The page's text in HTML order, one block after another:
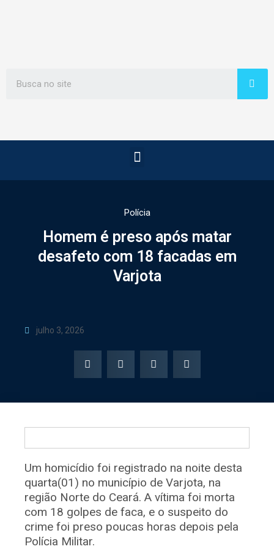
Polícia
Homem é preso após matar
desafeto com 18 facadas em
Varjota
julho 3, 2026
Um homicídio foi registrado na noite desta
quarta(01) no município de Varjota, na
região Norte do Ceará. A vítima foi morta
com 18 golpes de faca, e o suspeito do
crime foi preso poucas horas depois pela
Polícia Militar.